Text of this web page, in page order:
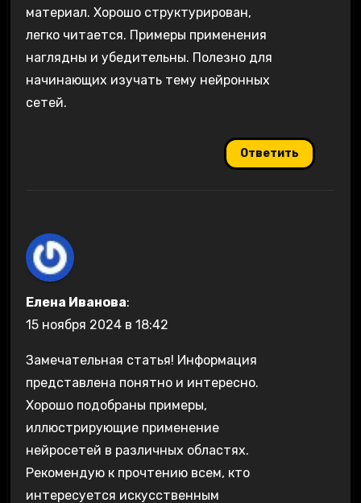
материал. Хорошо структурирован,
легко читается. Примеры применения
наглядны и убедительны. Полезно для
начинающих изучать тему нейронных
сетей.
Ответить
Елена Иванова:
15 ноября 2024 в 18:42
Замечательная статья! Информация
представлена понятно и интересно.
Хорошо подобраны примеры,
иллюстрирующие применение
нейросетей в различных областях.
Рекомендую к прочтению всем, кто
интересуется искусственным